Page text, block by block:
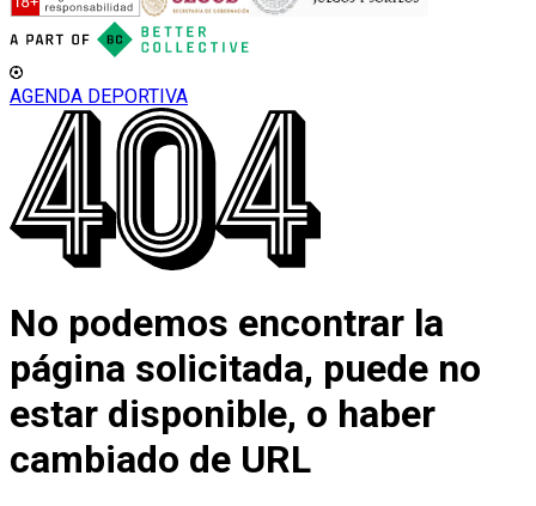
AGENDA DEPORTIVA
No podemos encontrar la
página solicitada, puede no
estar disponible, o haber
cambiado de URL